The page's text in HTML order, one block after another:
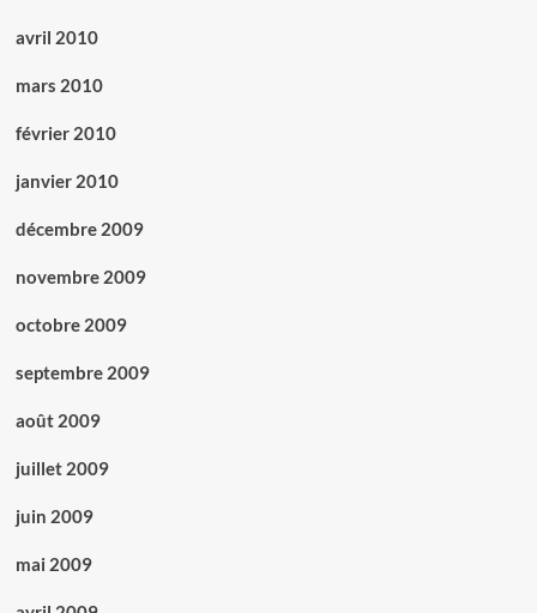
avril 2010
mars 2010
février 2010
janvier 2010
décembre 2009
novembre 2009
octobre 2009
septembre 2009
août 2009
juillet 2009
juin 2009
mai 2009